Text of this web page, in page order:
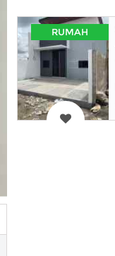
RUMAH